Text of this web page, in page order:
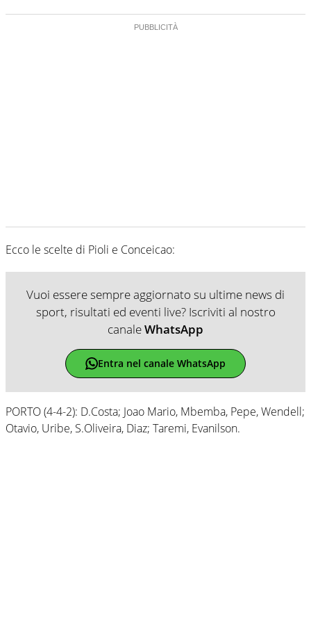
Ecco le scelte di Pioli e Conceicao:
Vuoi essere sempre aggiornato su ultime news di
sport, risultati ed eventi live? Iscriviti al nostro
canaleWhatsApp
Entra nel canale WhatsApp
PORTO (4-4-2): D.Costa; Joao Mario, Mbemba, Pepe, Wendell;
Otavio, Uribe, S.Oliveira, Diaz; Taremi, Evanilson.